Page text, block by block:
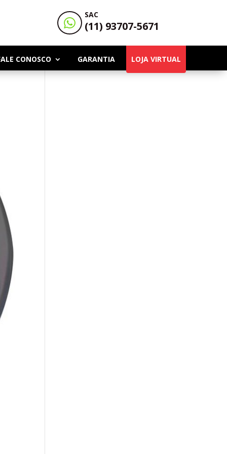

SAC
(11) 93707-5671
CONOSCO GARANTIA LOJA VIRTUAL